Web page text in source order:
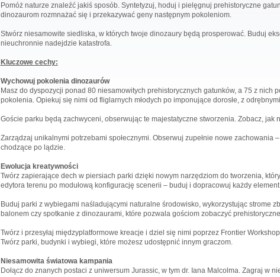
Pomóż naturze znaleźć jakiś sposób. Syntetyzuj, hoduj i pielęgnuj prehistoryczne
dinozaurom rozmnażać się i przekazywać geny następnym pokoleniom.
Stwórz niesamowite siedliska, w których twoje dinozaury będą prosperować. Buduj
nieuchronnie nadejdzie katastrofa.
Kluczowe cechy:
Wychowuj pokolenia dinozaurów
Masz do dyspozycji ponad 80 niesamowitych prehistorycznych gatunków, a 75 z
pokolenia. Opiekuj się nimi od fliglarnych młodych po imponujące dorosłe, z
Goście parku będą zachwyceni, obserwując te majestatyczne stworzenia. Zobacz,
Zarządzaj unikalnymi potrzebami społecznymi. Obserwuj zupełnie nowe
chodzące po lądzie.
Ewolucja kreatywności
Twórz zapierające dech w piersiach parki dzięki nowym narzędziom do tworzenia,
edytora terenu po modułową konfigurację scenerii – buduj i dopracowuj każdy
Buduj parki z wybiegami naśladującymi naturalne środowisko, wykorzystując strome
balonem czy spotkanie z dinozaurami, które pozwala gościom zobaczyć
Twórz i przesyłaj międzyplatformowe kreacje i dziel się nimi poprzez Frontier
Twórz parki, budynki i wybiegi, które możesz udostępnić innym graczom.
Niesamowita światowa kampania
Dołącz do znanych postaci z uniwersum Jurassic, w tym dr. Iana Malcolma. Zagraj w